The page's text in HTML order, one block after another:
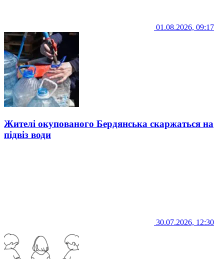
01.08.2026, 09:17
Жителі окупованого Бердянська скаржаться на
підвіз води
30.07.2026, 12:30